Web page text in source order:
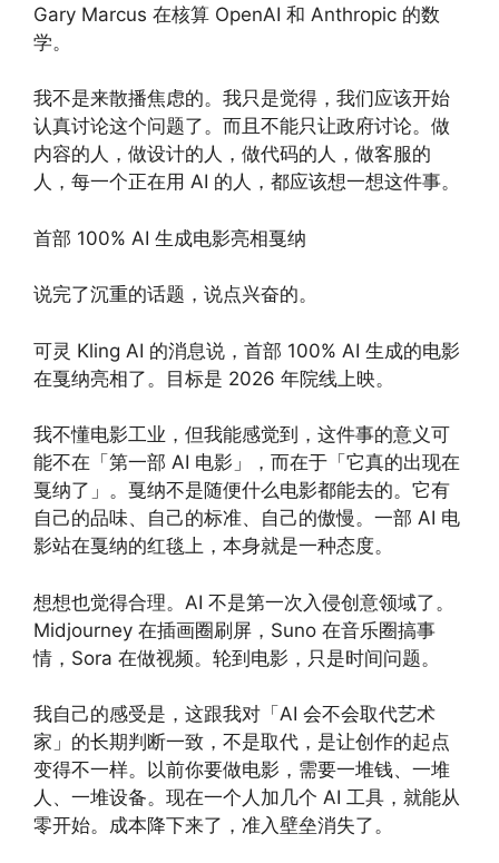
Gary Marcus 在核算 OpenAI 和 Anthropic 的数
学。
我不是来散播焦虑的。我只是觉得，我们应该开始
认真讨论这个问题了。而且不能只让政府讨论。做
内容的人，做设计的人，做代码的人，做客服的
人，每一个正在用 AI 的人，都应该想一想这件事。
首部 100% AI 生成电影亮相戛纳
说完了沉重的话题，说点兴奋的。
可灵 Kling AI 的消息说，首部 100% AI 生成的电影
在戛纳亮相了。目标是 2026 年院线上映。
我不懂电影工业，但我能感觉到，这件事的意义可
能不在「第一部 AI 电影」，而在于「它真的出现在
戛纳了」。戛纳不是随便什么电影都能去的。它有
自己的品味、自己的标准、自己的傲慢。一部 AI 电
影站在戛纳的红毯上，本身就是一种态度。
想想也觉得合理。AI 不是第一次入侵创意领域了。
Midjourney 在插画圈刷屏，Suno 在音乐圈搞事
情，Sora 在做视频。轮到电影，只是时间问题。
我自己的感受是，这跟我对「AI 会不会取代艺术
家」的长期判断一致，不是取代，是让创作的起点
变得不一样。以前你要做电影，需要一堆钱、一堆
人、一堆设备。现在一个人加几个 AI 工具，就能从
零开始。成本降下来了，准入壁垒消失了。